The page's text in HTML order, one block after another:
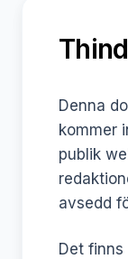
Denna
kommer
publik
avsedd
Det